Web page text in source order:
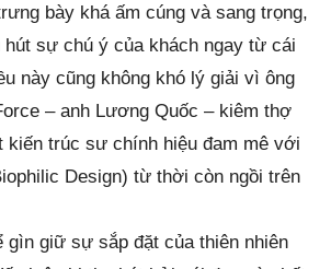
bày khá ấm cúng và sang trọng,
hút sự chú ý của khách ngay từ cái
này cũng không khó lý giải vì ông
– anh Lương Quốc – kiêm thợ
kiến trúc sư chính hiệu đam mê với
Design) từ thời còn ngồi trên
gìn giữ sự sắp đặt của thiên nhiên